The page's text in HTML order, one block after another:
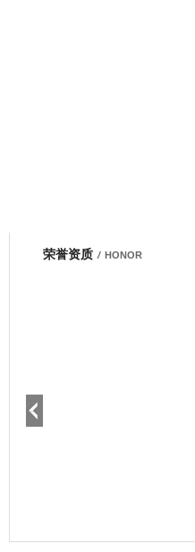
荣誉资质 / HONOR